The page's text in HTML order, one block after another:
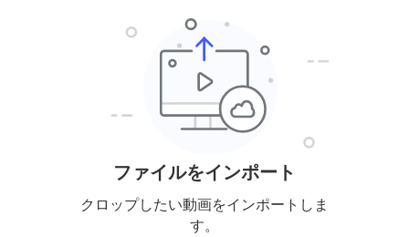
ファイルをインポート
クロップしたい動画をインポートしま
す。